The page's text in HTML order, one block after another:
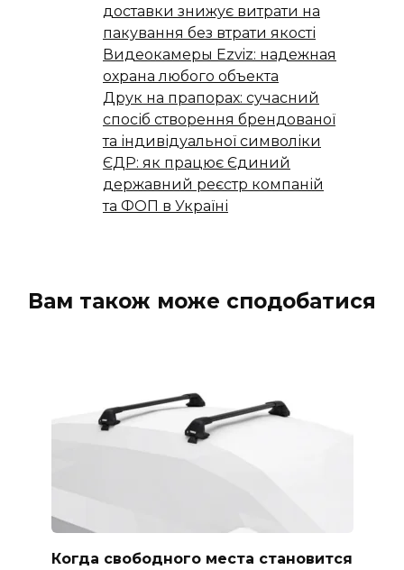
доставки знижує витрати на
пакування без втрати якості
Видеокамеры Ezviz: надежная
охрана любого объекта
Друк на прапорах: сучасний
спосіб створення брендованої
та індивідуальної символіки
ЄДР: як працює Єдиний
державний реєстр компаній
та ФОП в Україні
Вам також може сподобатися
Когда свободного места становится